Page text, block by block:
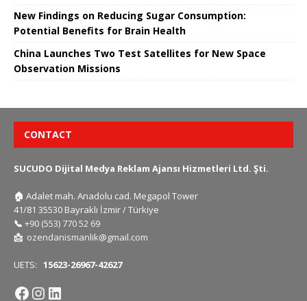
New Findings on Reducing Sugar Consumption:
Potential Benefits for Brain Health
China Launches Two Test Satellites for New Space
Observation Missions
CONTACT
SUCUDO Dijital Medya Reklam Ajansı Hizmetleri Ltd. Şti.
🏠 Adalet mah. Anadolu cad. Megapol Tower
41/81 35530 Bayraklı İzmir / Türkiye
📞 +90 (553) 770 52 69
📩 ozendanismanlik@gmail.com
UETS: 15623-26967-42627